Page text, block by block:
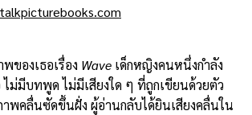
ของเธอเรื่อง Wave เด็กหญิงคนหนึ่งกำลัง
ม่มีบทพูด ไม่มีเสียงใด ๆ ที่ถูกเขียนด้วยตัว
พคลื่นซัดขึ้นฝั่ง ผู้อ่านกลับได้ยินเสียงคลื่นใน